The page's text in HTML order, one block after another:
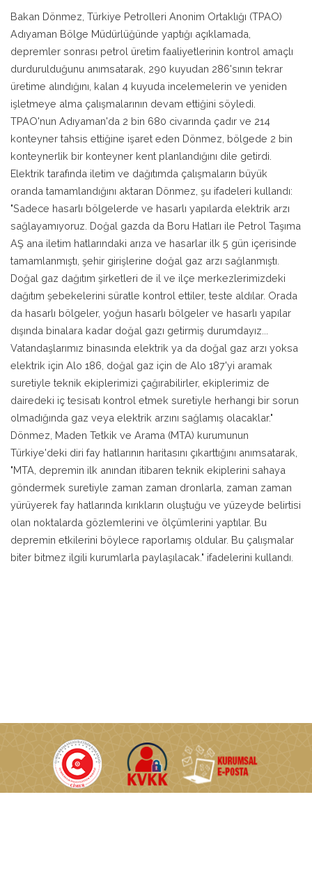
Bakan Dönmez, Türkiye Petrolleri Anonim Ortaklığı (TPAO)
Adıyaman Bölge Müdürlüğünde yaptığı açıklamada,
depremler sonrası petrol üretim faaliyetlerinin kontrol amaçlı
durdurulduğunu anımsatarak, 290 kuyudan 286'sının tekrar
üretime alındığını, kalan 4 kuyuda incelemelerin ve yeniden
işletmeye alma çalışmalarının devam ettiğini söyledi.
TPAO'nun Adıyaman'da 2 bin 680 civarında çadır ve 214
konteyner tahsis ettiğine işaret eden Dönmez, bölgede 2 bin
konteynerlik bir konteyner kent planlandığını dile getirdi.
Elektrik tarafında iletim ve dağıtımda çalışmaların büyük
oranda tamamlandığını aktaran Dönmez, şu ifadeleri kullandı:
"Sadece hasarlı bölgelerde ve hasarlı yapılarda elektrik arzı
sağlayamıyoruz. Doğal gazda da Boru Hatları ile Petrol Taşıma
AŞ ana iletim hatlarındaki arıza ve hasarlar ilk 5 gün içerisinde
tamamlanmıştı, şehir girişlerine doğal gaz arzı sağlanmıştı.
Doğal gaz dağıtım şirketleri de il ve ilçe merkezlerimizdeki
dağıtım şebekelerini süratle kontrol ettiler, teste aldılar. Orada
da hasarlı bölgeler, yoğun hasarlı bölgeler ve hasarlı yapılar
dışında binalara kadar doğal gazı getirmiş durumdayız...
Vatandaşlarımız binasında elektrik ya da doğal gaz arzı yoksa
elektrik için Alo 186, doğal gaz için de Alo 187'yi aramak
suretiyle teknik ekiplerimizi çağırabilirler, ekiplerimiz de
dairedeki iç tesisatı kontrol etmek suretiyle herhangi bir sorun
olmadığında gaz veya elektrik arzını sağlamış olacaklar."
Dönmez, Maden Tetkik ve Arama (MTA) kurumunun
Türkiye'deki diri fay hatlarının haritasını çıkarttığını anımsatarak,
"MTA, depremin ilk anından itibaren teknik ekiplerini sahaya
göndermek suretiyle zaman zaman dronlarla, zaman zaman
yürüyerek fay hatlarında kırıkların oluştuğu ve yüzeyde belirtisi
olan noktalarda gözlemlerini ve ölçümlerini yaptılar. Bu
depremin etkilerini böylece raporlamış oldular. Bu çalışmalar
biter bitmez ilgili kurumlarla paylaşılacak." ifadelerini kullandı.